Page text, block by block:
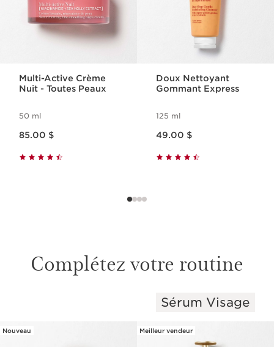
Multi-Active Crème
Nuit - Toutes Peaux
50 ml
85.00 $
Doux Nettoyant
Gommant Express
125 ml
49.00 $
Complétez votre routine
Nouveau
Sérum Visage
Meilleur vendeur